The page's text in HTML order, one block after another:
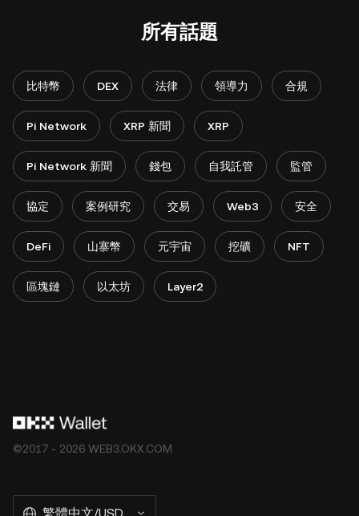
所有話題
比特幣 DEX 法律 領導力 合規
Pi Network XRP 新聞 XRP
Pi Network 新聞 錢包 自我託管 監管
協定 案例研究 交易 Web3 安全
DeFi 山寨幣 元宇宙 挖礦 NFT
區塊鏈 以太坊 Layer2
©2017 - 2026 WEB3.OKX.COM
繁體中文/USD